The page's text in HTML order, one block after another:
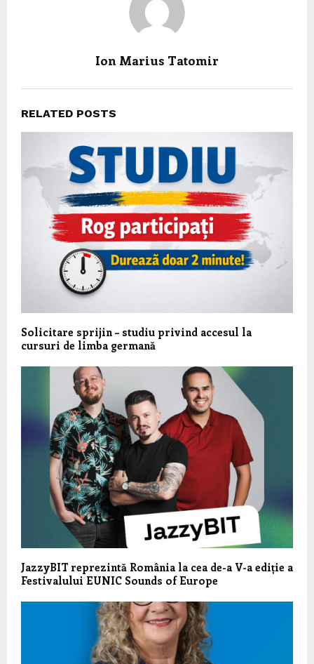
Ion Marius Tatomir
RELATED POSTS
Solicitare sprijin – studiu privind accesul la
cursuri de limba germană
JazzyBIT reprezintă România la cea de-a V-a ediție a
Festivalului EUNIC Sounds of Europe